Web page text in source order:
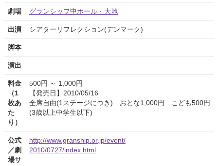
劇場 グランシップ中ホール・大地
出演 シアターリフレクション(デンマーク)
脚本
演出
料金
（1
枚あ
た
り）
500円 ～ 1,000円
【発売日】2010/05/16
全席自由(1ステージにつき) おとな1,000円 こども500円
(3歳以上中学生以下)
公式
／劇
場サ
http://www.granship.or.jp/event/
2010/0727/index.html